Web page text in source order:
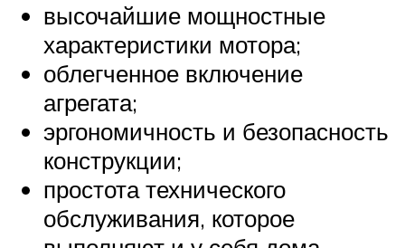
высочайшие мощностные
характеристики мотора;
облегченное включение
агрегата;
эргономичность и безопасность
конструкции;
простота технического
обслуживания, которое